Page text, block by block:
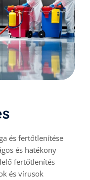
és hatékony
fertőtlenítés
és vírusok